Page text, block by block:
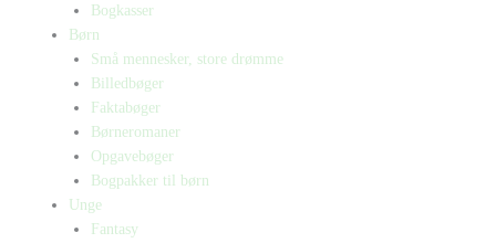
Bogkasser
Børn
Små mennesker, store drømme
Billedbøger
Faktabøger
Børneromaner
Opgavebøger
Bogpakker til børn
Unge
Fantasy